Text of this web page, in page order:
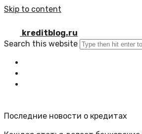
Skip to content
kreditblog.ru
Search this website
Последние новости о кредитах